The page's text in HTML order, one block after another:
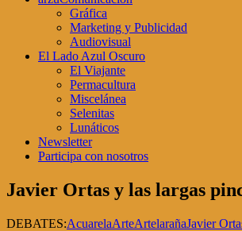
Gráfica
Marketing y Publicidad
Audiovisual
El Lado Azul Oscuro
El Viajante
Permacultura
Miscelánea
Selenitas
Lunáticos
Newsletter
Participa con nosotros
Javier Ortas y las largas
DEBATES:AcuarelaArteArtelarañaJavier